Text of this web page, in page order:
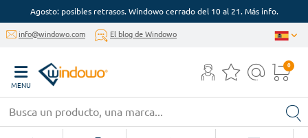
Agosto: posibles retrasos. Windowo cerrado del 10 al 21. Más info.
info@windowo.com El blog de Windowo
MENU
0